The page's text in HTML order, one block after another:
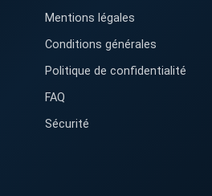
Mentions légales
Conditions générales
Politique de confidentialité
FAQ
Sécurité